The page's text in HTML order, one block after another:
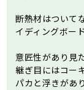
断熱材はついて
イディングボー
意匠性があり見
継ぎ目にはコー
パカと浮きがあ